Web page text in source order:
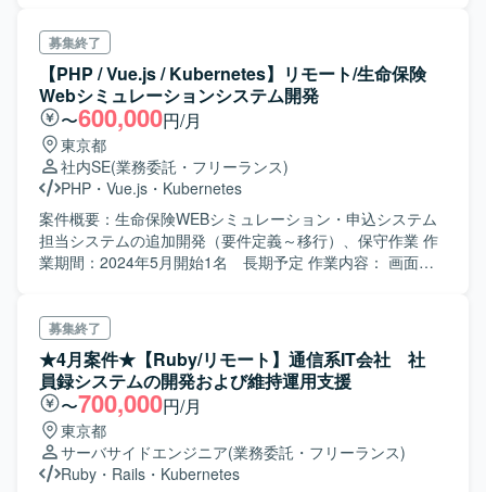
対応 ・不具合対応 ・その他申請等による設定値変更
募集終了
【PHP / Vue.js / Kubernetes】リモート/生命保険
Webシミュレーションシステム開発
〜600,000円/月
東京都
社内SE(業務委託・フリーランス)
PHP ・ Vue.js ・ Kubernetes
案件概要：生命保険WEBシミュレーション・申込システム
担当システムの追加開発（要件定義～移行）、保守作業 作
業期間：2024年5月開始1名 長期予定 作業内容： 画面お
東池袋（ほぼリモート）→リリース作業など必要な時のみ
出社 ＜要素技術＞ PHP(Laravel) Vue.js Docker／
Kubernetes（K8S） DDD スクラム開発 テスト自動化
（PHPunit、Jest、Selenium） ＜補足＞ BtoC（WEB） ネ
ット利用可能（業務利用に限る）
募集終了
★4月案件★【Ruby/リモート】通信系IT会社 社
員録システムの開発および維持運用支援
〜700,000円/月
東京都
サーバサイドエンジニア(業務委託・フリーランス)
Ruby ・ Rails ・ Kubernetes